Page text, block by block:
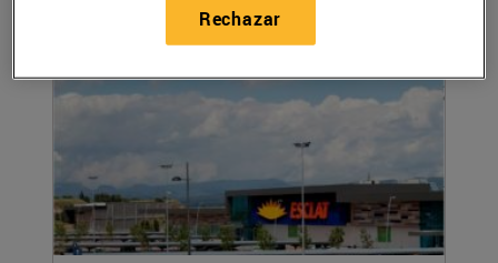
Rechazar